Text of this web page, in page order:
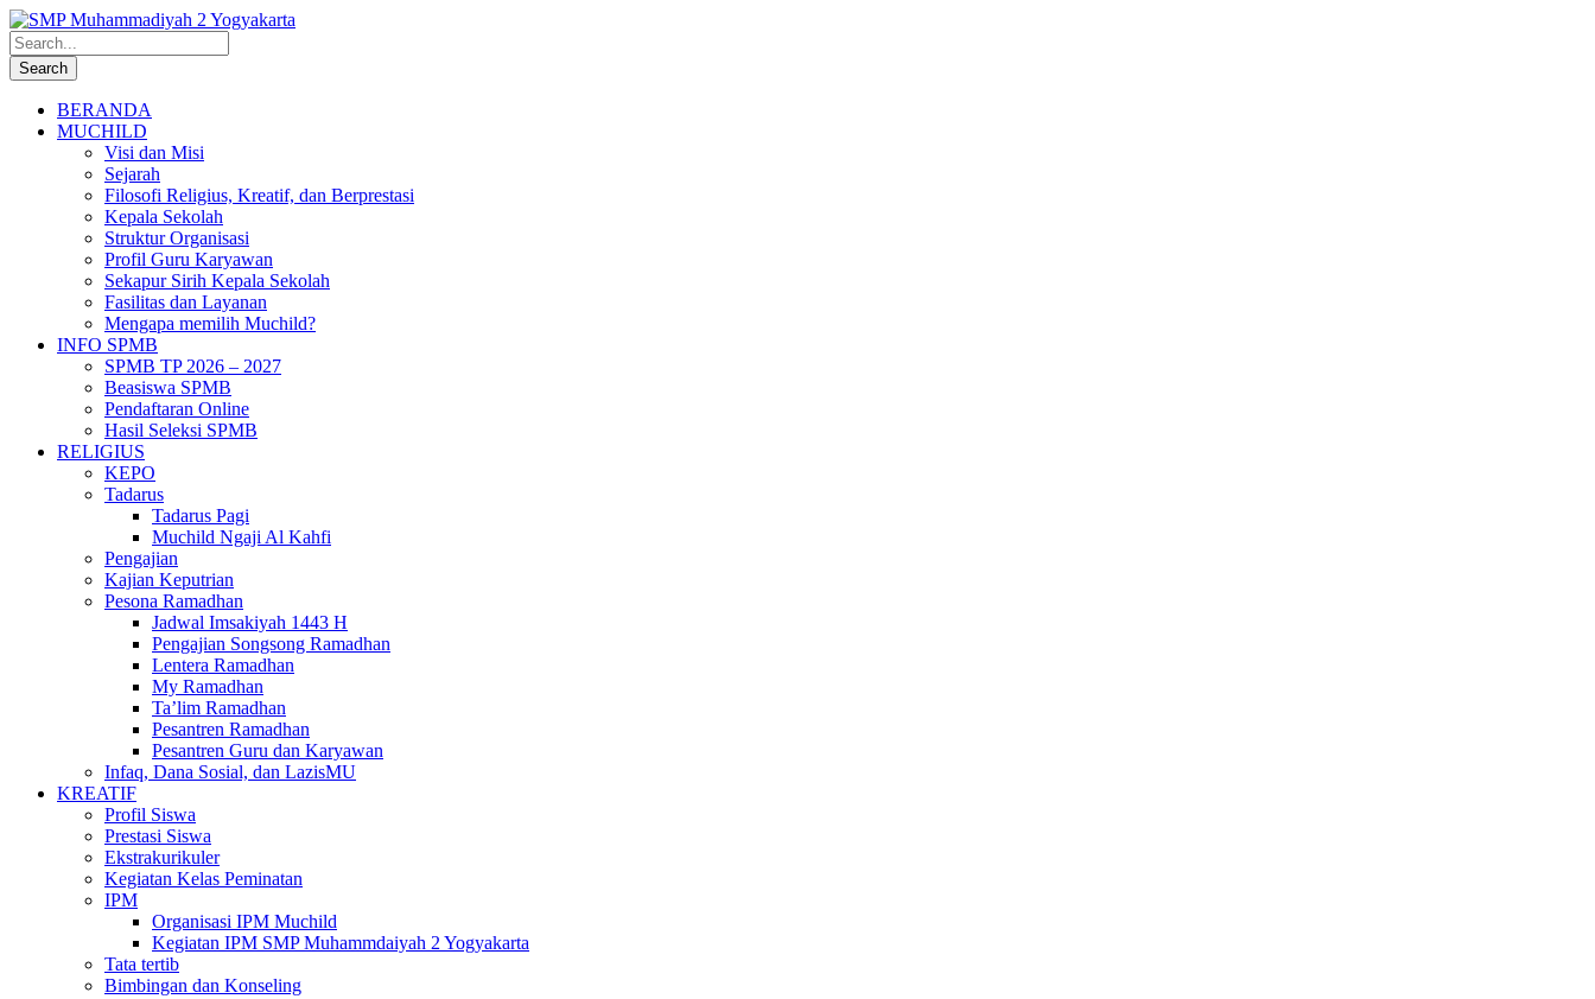
BERANDA
MUCHILD
Visi dan Misi
Sejarah
Filosofi Religius, Kreatif, dan Berprestasi
Kepala Sekolah
Struktur Organisasi
Profil Guru Karyawan
Sekapur Sirih Kepala Sekolah
Fasilitas dan Layanan
Mengapa memilih Muchild?
INFO SPMB
SPMB TP 2026 – 2027
Beasiswa SPMB
Pendaftaran Online
Hasil Seleksi SPMB
RELIGIUS
KEPO
Tadarus
Tadarus Pagi
Muchild Ngaji Al Kahfi
Pengajian
Kajian Keputrian
Pesona Ramadhan
Jadwal Imsakiyah 1443 H
Pengajian Songsong Ramadhan
Lentera Ramadhan
My Ramadhan
Ta’lim Ramadhan
Pesantren Ramadhan
Pesantren Guru dan Karyawan
Infaq, Dana Sosial, dan LazisMU
KREATIF
Profil Siswa
Prestasi Siswa
Ekstrakurikuler
Kegiatan Kelas Peminatan
IPM
Organisasi IPM Muchild
Kegiatan IPM SMP Muhammdaiyah 2 Yogyakarta
Tata tertib
Bimbingan dan Konseling